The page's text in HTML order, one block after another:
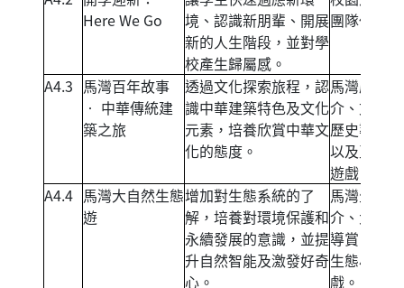
Here We Go
境、認識新朋輩、開展
新的人生階段，並對學
校產生歸屬感。
團隊任務
A4.3 馬灣百年故事
‧ 中華傳統建
築之旅
透過文化探索旅程，認
識中華建築特色及文化
元素，培養欣賞中華文
化的態度。
馬灣歷史簡
介、文化及
歷史導賞，
以及互動小
遊戲。
A4.4 馬灣大自然生態
遊
增加對生態系統的了
解，培養對環境保護和
永續發展的意識，並提
升自然智能及激發好奇
心。
馬灣生態簡
介、大自然
導賞，以及
生態小遊
戲。